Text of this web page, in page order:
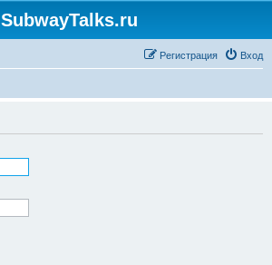
SubwayTalks.ru
Вход
Регистрация